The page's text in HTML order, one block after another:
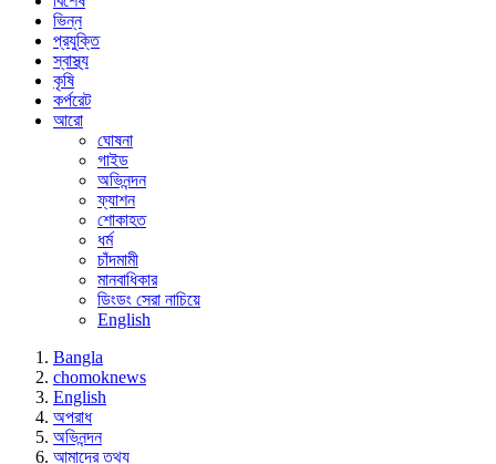
ভিন্ন
প্রযুক্তি
স্বাস্থ্য
কৃষি
কর্পরেট
আরো
ঘোষনা
গাইড
অভিনন্দন
ফ্যাশন
শোকাহত
ধর্ম
চাঁদমামী
মানবাধিকার
ডিংডং সেরা নাচিয়ে
English
Bangla
chomoknews
English
অপরাধ
অভিনন্দন
আমাদের তথ্য